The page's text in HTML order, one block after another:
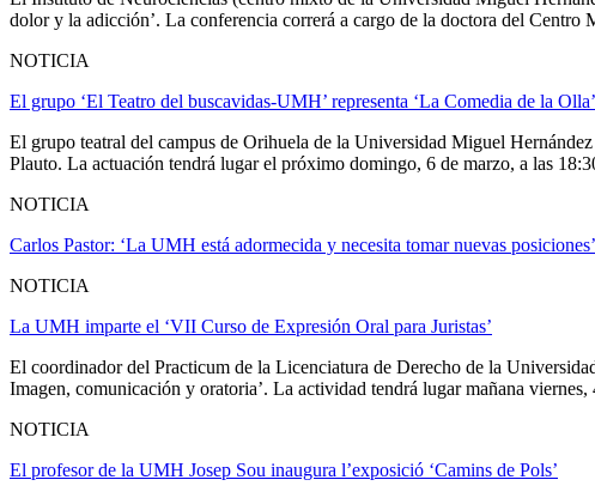
dolor y la adicción’. La conferencia correrá a cargo de la doctora del
NOTICIA
El grupo ‘El Teatro del buscavidas-UMH’ representa ‘La Comedia de la
El grupo teatral del campus de Orihuela de la Universidad Miguel
Plauto. La actuación tendrá lugar el próximo domingo, 6 de marzo, a las
NOTICIA
Carlos Pastor: ‘La UMH está adormecida y necesita tomar nuevas posiciones’
NOTICIA
La UMH imparte el ‘VII Curso de Expresión Oral para Juristas’
El coordinador del Practicum de la Licenciatura de Derecho de la
Imagen, comunicación y oratoria’. La actividad tendrá lugar mañana
NOTICIA
El profesor de la UMH Josep Sou inaugura l’exposició ‘Camins de Pols’